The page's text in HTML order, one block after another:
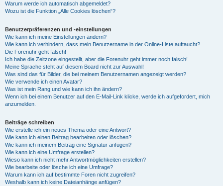
Warum werde ich automatisch abgemeldet?
Wozu ist die Funktion „Alle Cookies löschen“?
Benutzerpräferenzen und -einstellungen
Wie kann ich meine Einstellungen ändern?
Wie kann ich verhindern, dass mein Benutzername in der Online-Liste auftaucht?
Die Forenuhr geht falsch!
Ich habe die Zeitzone eingestellt, aber die Forenuhr geht immer noch falsch!
Meine Sprache steht auf diesem Board nicht zur Auswahl!
Was sind das für Bilder, die bei meinem Benutzernamen angezeigt werden?
Wie verwende ich einen Avatar?
Was ist mein Rang und wie kann ich ihn ändern?
Wenn ich bei einem Benutzer auf den E-Mail-Link klicke, werde ich aufgefordert, mich
anzumelden.
Beiträge schreiben
Wie erstelle ich ein neues Thema oder eine Antwort?
Wie kann ich einen Beitrag bearbeiten oder löschen?
Wie kann ich meinem Beitrag eine Signatur anfügen?
Wie kann ich eine Umfrage erstellen?
Wieso kann ich nicht mehr Antwortmöglichkeiten erstellen?
Wie bearbeite oder lösche ich eine Umfrage?
Warum kann ich auf bestimmte Foren nicht zugreifen?
Weshalb kann ich keine Dateianhänge anfügen?